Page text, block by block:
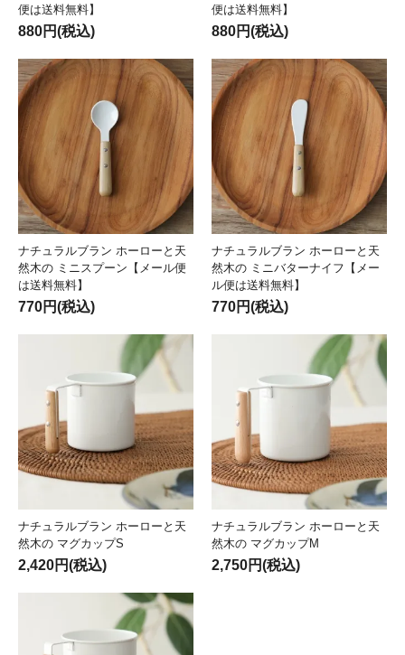
便は送料無料】
880円(税込)
便は送料無料】
880円(税込)
ナチュラルブラン ホーローと天
然木の ミニスプーン【メール便
は送料無料】
770円(税込)
ナチュラルブラン ホーローと天
然木の ミニバターナイフ【メー
ル便は送料無料】
770円(税込)
ナチュラルブラン ホーローと天
然木の マグカップS
2,420円(税込)
ナチュラルブラン ホーローと天
然木の マグカップM
2,750円(税込)